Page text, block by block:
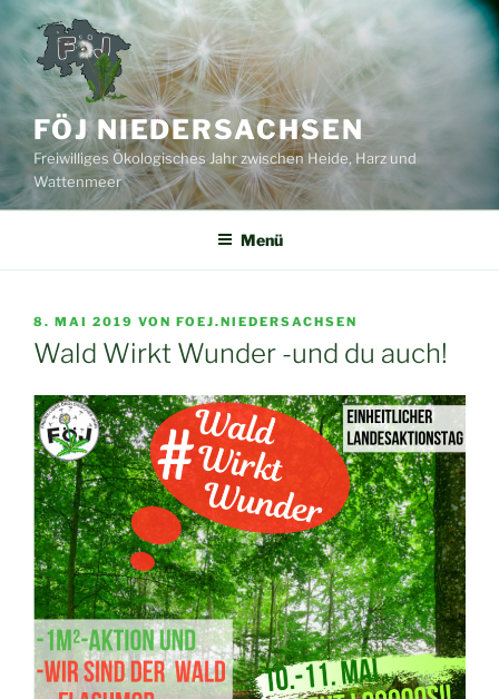
Zum
Inhalt
springen
FÖJ NIEDERSACHSEN
Freiwilliges Ökologisches Jahr zwischen Heide, Harz und
Wattenmeer
Menü
VERÖFFENTLICHT
AM
8. MAI 2019 VON FOEJ.NIEDERSACHSEN
Wald Wirkt Wunder -und du auch!